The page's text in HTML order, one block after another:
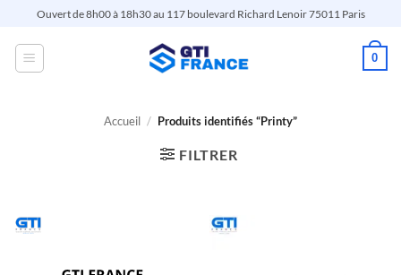
Passer
contenu
Ouvert de 8h00 à 18h30 au 117 boulevard Richard Lenoir 75011 Paris
0
Accueil / Produits identifiés “Printy”
FILTRER